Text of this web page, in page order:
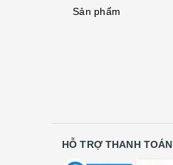
Sản phẩm
HỖ TRỢ THANH TOÁN